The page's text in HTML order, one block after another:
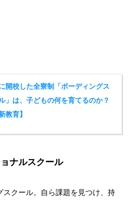
開校した全寮制「ボーディングス
」は、子どもの何を育てるのか？
教育】
ナルスクール
スクール。自ら課題を見つけ、持